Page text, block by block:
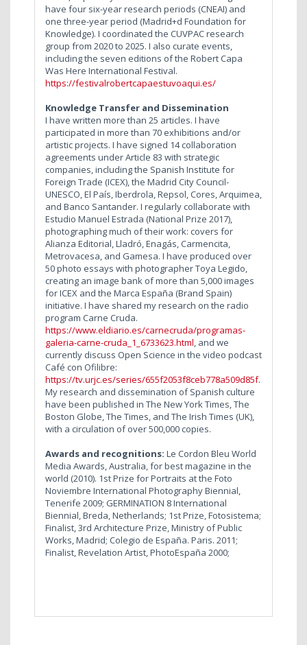
have four six-year research periods (CNEAI) and
one three-year period (Madrid+d Foundation for
Knowledge). I coordinated the CUVPAC research
group from 2020 to 2025. I also curate events,
including the seven editions of the Robert Capa
Was Here International Festival.
https://festivalrobertcapaestuvoaqui.es/
Knowledge Transfer and Dissemination
I have written more than 25 articles. I have
participated in more than 70 exhibitions and/or
artistic projects. I have signed 14 collaboration
agreements under Article 83 with strategic
companies, including the Spanish Institute for
Foreign Trade (ICEX), the Madrid City Council-
UNESCO, El País, Iberdrola, Repsol, Cores, Arquimea,
and Banco Santander. I regularly collaborate with
Estudio Manuel Estrada (National Prize 2017),
photographing much of their work: covers for
Alianza Editorial, Lladró, Enagás, Carmencita,
Metrovacesa, and Gamesa. I have produced over
50 photo essays with photographer Toya Legido,
creating an image bank of more than 5,000 images
for ICEX and the Marca España (Brand Spain)
initiative. I have shared my research on the radio
program Carne Cruda.
https://www.eldiario.es/carnecruda/programas-
galeria-carne-cruda_1_6733623.html, and we
currently discuss Open Science in the video podcast
Café con Ofilibre:
https://tv.urjc.es/series/655f2053f8ceb778a509d85f.
My research and dissemination of Spanish culture
have been published in The New York Times, The
Boston Globe, The Times, and The Irish Times (UK),
with a circulation of over 500,000 copies.
Awards and recognitions: Le Cordon Bleu World
Media Awards, Australia, for best magazine in the
world (2010). 1st Prize for Portraits at the Foto
Noviembre International Photography Biennial,
Tenerife 2009; GERMINATION 8 International
Biennial, Breda, Netherlands; 1st Prize, Fotosistema;
Finalist, 3rd Architecture Prize, Ministry of Public
Works, Madrid; Colegio de España. Paris. 2011;
Finalist, Revelation Artist, PhotoEspaña 2000;